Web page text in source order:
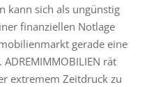
kann sich als ungünstig
finanziellen Notlage
gerade eine
rät
extremem Zeitdruck zu